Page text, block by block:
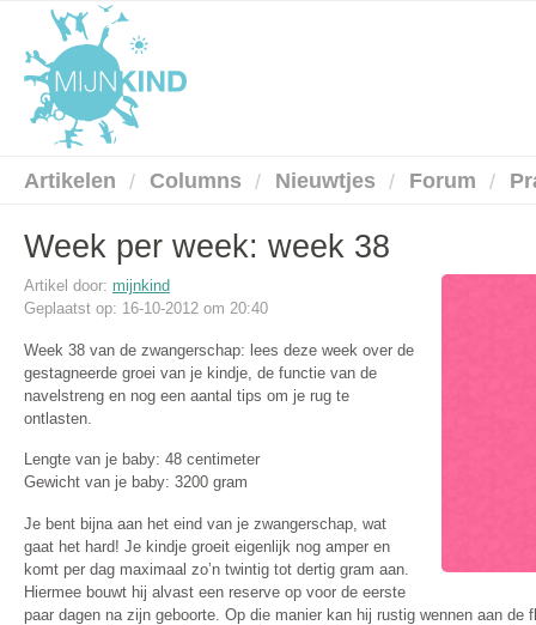
Artikelen Columns Nieuwtjes Forum
Week per week: week 38
Artikel door: mijnkind
Geplaatst op: 16-10-2012 om 20:40
Week 38 van de zwangerschap: lees deze week over de
gestagneerde groei van je kindje, de functie van de
navelstreng en nog een aantal tips om je rug te
ontlasten.
Lengte van je baby: 48 centimeter
Gewicht van je baby: 3200 gram
Je bent bijna aan het eind van je zwangerschap, wat
gaat het hard! Je kindje groeit eigenlijk nog amper en
komt per dag maximaal zo’n twintig tot dertig gram aan.
Hiermee bouwt hij alvast een reserve op voor de eerste
paar dagen na zijn geboorte. Op die manier kan hij rustig wennen aan